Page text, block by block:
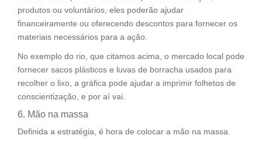
produtos ou voluntários, eles poderão ajudar
financeiramente ou oferecendo descontos para fornecer os
materiais necessários para a ação.
No exemplo do rio, que citamos acima, o mercado local pode
fornecer sacos plásticos e luvas de borracha usados para
recolher o lixo, a gráfica pode ajudar a imprimir folhetos de
conscientização, e por aí vai.
6. Mão na massa
Definida a estratégia, é hora de colocar a mão na massa.